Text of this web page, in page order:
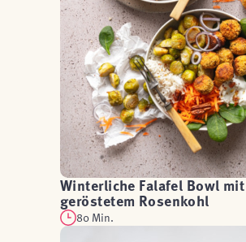
Winterliche Falafel Bowl mit
geröstetem Rosenkohl
80 Min.